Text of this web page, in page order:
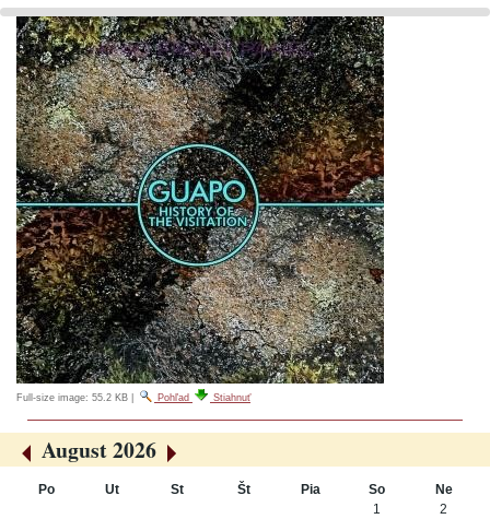
Full-size image: 55.2 KB Pohľad Stiahnuť
«
August 2026
»
Po Ut St Št Pia So
Ne
1
2